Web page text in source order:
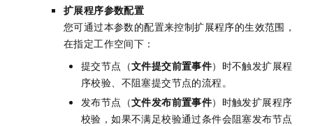
扩展程序参数配置
您可通过本参数的配置来控制扩展程序的生效范围，
在指定工作空间下：
提交节点（文件提交前置事件）时不触发扩展程
序校验、不阻塞提交节点的流程。
发布节点（文件发布前置事件）时触发扩展程序
校验，如果不满足校验通过条件会阻塞发布节点